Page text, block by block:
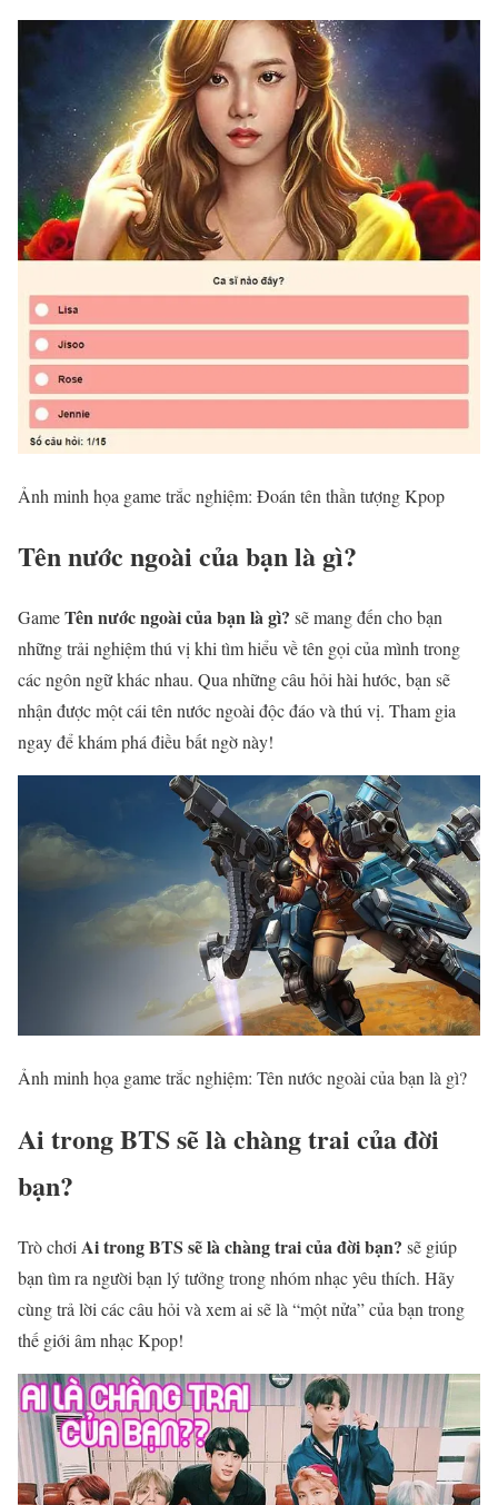
Ảnh minh họa game trắc nghiệm: Đoán tên thần tượng Kpop
Tên nước ngoài của bạn là gì?
GameTên nước ngoài của bạn là gì? sẽ mang đến cho bạn
những trải nghiệm thú vị khi tìm hiểu về tên gọi của mình trong
các ngôn ngữ khác nhau. Qua những câu hỏi hài hước, bạn sẽ
nhận được một cái tên nước ngoài độc đáo và thú vị. Tham gia
ngay để khám phá điều bất ngờ này!
Ảnh minh họa game trắc nghiệm: Tên nước ngoài của bạn là gì?
Ai trong BTS sẽ là chàng trai của đời
bạn?
Trò chơi Ai trong BTS sẽ là chàng trai của đời bạn? sẽ giúp
bạn tìm ra người bạn lý tưởng trong nhóm nhạc yêu thích. Hãy
cùng trả lời các câu hỏi và xem ai sẽ là “một nửa” của bạn trong
thế giới âm nhạc Kpop!